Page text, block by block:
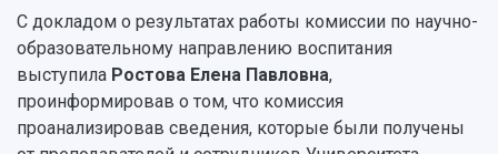
Общественные организации
Институт искусственного интеллекта
Инжиниринговый центр
Аграрный карбоновый полигон
Платные образовательные услуги
Скидки на обучение
Подготовительные курсы
Библиотека
Результаты научно-исследовательской
деятельности
Научно-технические разработки
Конкурсы научных проектов и грантов
Областной конкурс "Молодой учёный"
С докладом о результатах работы комиссии по научно-
образовательному направлению воспитания
выступила Ростова Елена Павловна,
проинформировав о том, что комиссия
проанализировав сведения, которые были получены